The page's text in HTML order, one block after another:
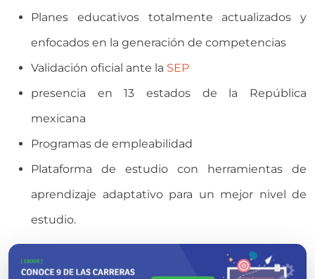
Planes educativos totalmente actualizados y
enfocados en la generación de competencias
Validación oficial ante la SEP
presencia en 13 estados de la República
mexicana
Programas de empleabilidad
Plataforma de estudio con herramientas de
aprendizaje adaptativo para un mejor nivel de
estudio.